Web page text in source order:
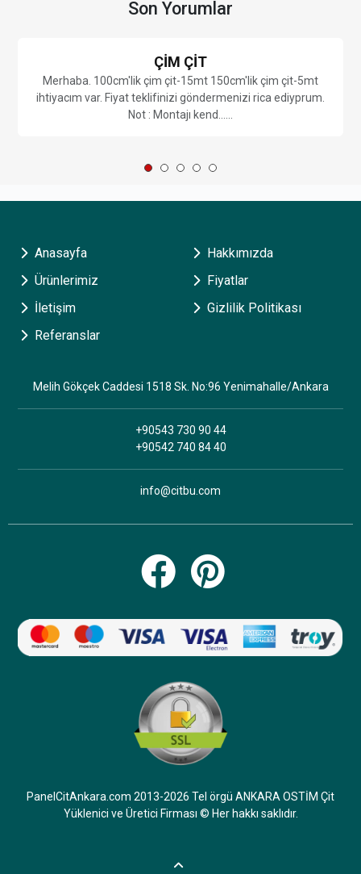
Son Yorumlar
Panel Çit Fiyatları ve Modelleri 2026
Keçiören de Bulunan Sitemizi Çevreleyen Andezit Taş
Duvarlarının Üzerine Yapılmak Üzere155 metre Uzunluk 1
metre Yüksekliğinde Yeşil Renk ......
Anasayfa
Hakkımızda
Ürünlerimiz
Fiyatlar
İletişim
Gizlilik Politikası
Referanslar
Melih Gökçek Caddesi 1518 Sk. No:96 Yenimahalle/Ankara
+90543 730 90 44
+90542 740 84 40
info@citbu.com
PanelCitAnkara.com 2013-2026 Tel örgü ANKARA OSTİM Çit
Yüklenici ve Üretici Firması © Her hakkı saklıdır.